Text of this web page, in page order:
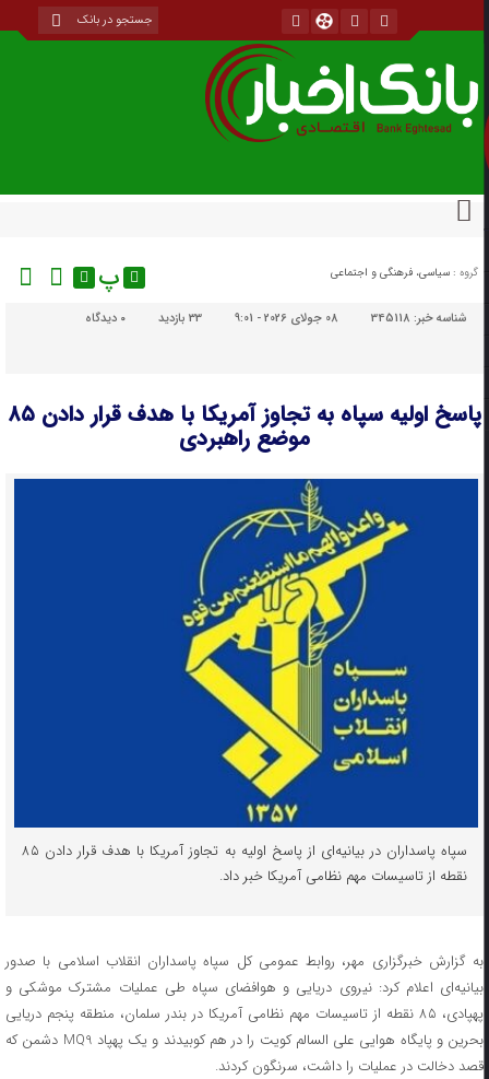
گروه : سیاسی، فرهنگی و اجتماعی پ
شناسه خبر:345118 08 جولای 2026 - 9:01 33 بازدید دیدگاه
پاسخ اولیه سپاه به تجاوز آمریکا با هدف قرار دادن ۸۵
موضع راهبردی
سپاه پاسداران در بیانیه‌ای از پاسخ اولیه به تجاوز آمریکا با هدف قرار دادن ۸۵
نقطه از تاسیسات مهم نظامی آمریکا خبر داد.
به گزارش خبرگزاری مهر، روابط عمومی کل سپاه پاسداران انقلاب اسلامی با صدور
بیانیه‌ای اعلام کرد: نیروی دریایی و هوافضای سپاه طی عملیات مشترک موشکی و
پهپادی، ۸۵ نقطه از تاسیسات مهم نظامی آمریکا در بندر سلمان، منطقه پنجم دریایی
بحرین و پایگاه هوایی علی السالم کویت را در هم کوبیدند و یک پهپاد MQ9 دشمن که
قصد دخالت در عملیات را داشت، سرنگون کردند.